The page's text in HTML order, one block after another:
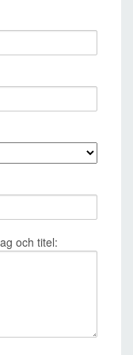
och titel: